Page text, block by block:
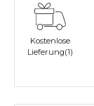
Kostenlose
Lieferung(1)